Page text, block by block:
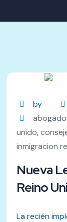
by
unido,
inmigracion
Nueva
Reino
La recién